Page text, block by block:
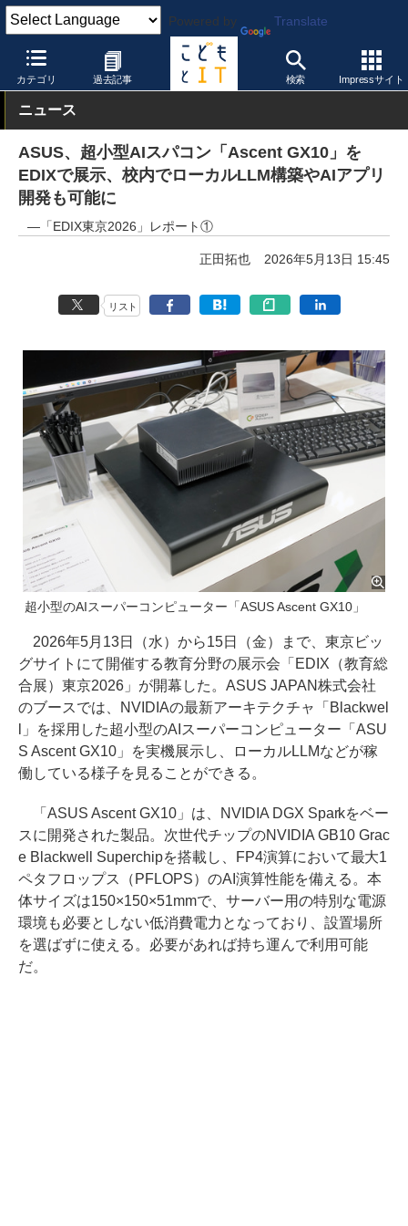
Powered by Translate
カテゴリ 過去記事 検索 Impressサイト
こどもとIT イベント・セミナー EDIX東京2026特集
ニュース
ASUS、超小型AIスパコン「Ascent GX10」を
EDIXで展示、校内でローカルLLM構築やAIアプリ
開発も可能に
―「EDIX東京2026」レポート①
正田拓也 2026年5月13日 15:45
リスト
超小型のAIスーパーコンピューター「ASUS Ascent GX10」
2026年5月13日（水）から15日（金）まで、東京ビッ
グサイトにて開催する教育分野の展示会「EDIX（教育総
合展）東京2026」が開幕した。ASUS JAPAN株式会社
のブースでは、NVIDIAの最新アーキテクチャ「Blackwel
l」を採用した超小型のAIスーパーコンピューター「ASU
S Ascent GX10」を実機展示し、ローカルLLMなどが稼
働している様子を見ることができる。
「ASUS Ascent GX10」は、NVIDIA DGX Sparkをベー
スに開発された製品。次世代チップのNVIDIA GB10 Grac
e Blackwell Superchipを搭載し、FP4演算において最大1
ペタフロップス（PFLOPS）のAI演算性能を備える。本
体サイズは150×150×51mmで、サーバー用の特別な電源
環境も必要としない低消費電力となっており、設置場所
を選ばずに使える。必要があれば持ち運んで利用可能
だ。